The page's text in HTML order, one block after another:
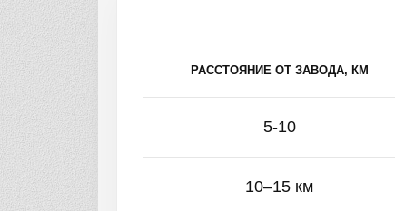
РАССТОЯНИЕ ОТ ЗАВОДА, КМ
5-10
10–15 км